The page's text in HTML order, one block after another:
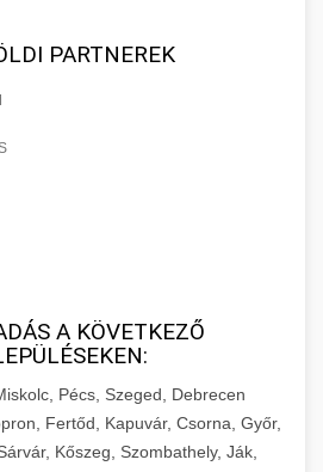
PARTNEREK
A KÖVETKEZŐ
Pécs, Szeged, Debrecen
Fertőd, Kapuvár, Csorna, Győr,
Kőszeg, Szombathely, Ják,